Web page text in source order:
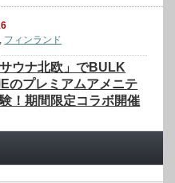
, フィンランド
サウナ北欧」でBULK
のプレミアムアメニテ
！期間限定コラボ開催